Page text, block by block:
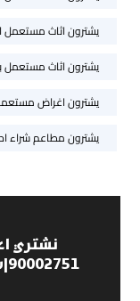
يشترون اثاث مستعمل
يشترون اثاث مستعمل
يشترون اغراض
يشترون مطاعم شراء
نشتري
90002751|شراء اثاث مستعمل بالكويت